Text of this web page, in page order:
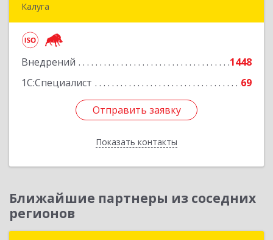
Калуга
Внедрений
1448
1С:Специалист
69
Отправить заявку
Показать контакты
Подробнее
Отправить заявку
Назад
Ближайшие партнеры из соседних
регионов